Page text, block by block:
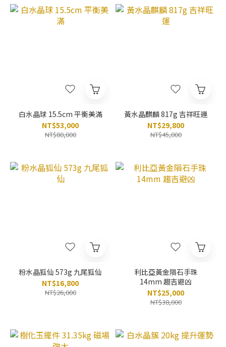
白水晶球 15.5cm 平衡美滿
NT$53,000
NT$80,000
黃水晶麒麟 817g 吉祥旺運
NT$29,800
NT$45,000
粉水晶狐仙 573g 九尾狐仙
NT$16,800
NT$26,000
利比亞黃金隕石手珠
14mm 趨吉避凶
NT$25,000
NT$38,000